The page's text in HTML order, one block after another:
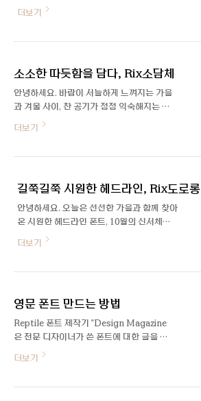
전과 제목용인 큰 글씨 버전을 따로 제작하여
양한 화면에서 높은 가독성을 갖도록 고려하
생하여 활용도 측면도 고려했습니다. 글씨의
크기에 따라 적절..
슈퍼맨의 역삼각형 모양을 대입해 힘이 느껴
지는 형태가 특징입니다. 두꺼운 획과 독특한
더보기
소소한 따듯함을 담다, Rix소담체
안녕하세요. 바람이 서늘하게 느껴지는 가을
과 겨울 사이, 찬 공기가 점점 익숙해지는 계
절입니다. 이렇게 추워지는 날씨에 따스함을
줄 수 있는 11월의 신규 폰트,「Rix소담체」를
참여한 이지윤 디자이너와의 인터뷰를 담아
봤습니다:) 안녕하세요, 이지윤 디자이너님.
소개 한번 부탁드릴게요! 안녕하세요. Rix소
입니다. 11월의 신서체를 맡아주셨는데요.
체’로 지은 이유 등 설명 부탁드려요! 먼저
가진 폰트예요. 시선을 강하게 사로잡는 특징
은 없지만 손글씨의 ..
더보기
길쭉길쭉 시원한 헤드라인, Rix도로롱
안녕하세요. 오늘은 선선한 가을과 함께 찾아
온 시원한 헤드라인 폰트, 10월의 신서체
「Rix도로롱」을 소개합니다! 제목용 서체이
지만 얇은 거 두꺼운 거 다 되는 활용도 높은
녕하세요, 유현주 디자이너님. 10월의 신서
탁드릴게요! 안녕하세요. 도로롱으로 데뷔(!)
니다. 이번에 작업하신 'Rix도로롱'은 어떻게
하는 폰트들이 정사각에 가까운 네모꼴인 것
더보기
영문 폰트 만드는 방법
Reptile 폰트 제작기 "Design Magazine
은 전문 디자이너가 쓴 폰트에 대한 글을 공
유하는 공간입니다" 영문 폰트, 어떻게 만드
나요? 개인 프로젝트로 진행했던 Reptile
더보기